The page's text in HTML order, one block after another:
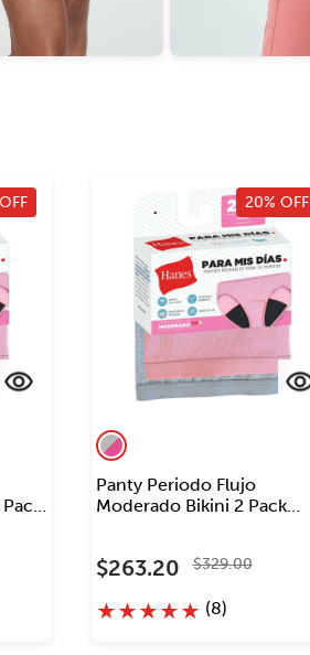
20% OFF
Panty Periodo Flujo
Moderado Bikini 2 Pack
$263.20 $329.00
★★★★★ (8)